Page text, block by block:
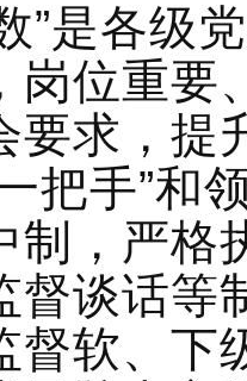
”是各级
岗位重要
要求，提
把手”和
制，严格
督谈话等
督软、下